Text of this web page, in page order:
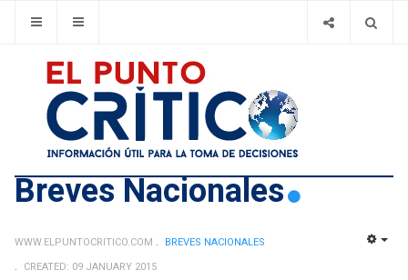
Breves Nacionales
WWW.ELPUNTOCRITICO.COM
BREVES NACIONALES
CREATED: 09 JANUARY 2015